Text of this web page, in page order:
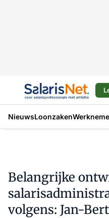
NieuwsLoonzaken
Belangrijke
volgens: Jan-